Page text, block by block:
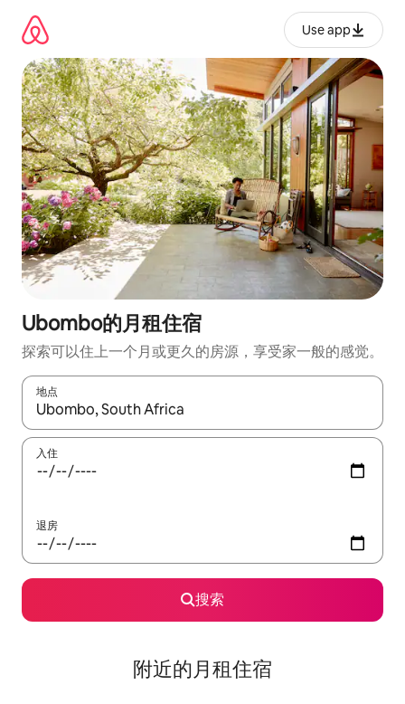
Use app
Ubombo的月租住宿
探索可以住上一个月或更久的房源，享受家一般的感觉。
地点
如有搜索结果，请使用上下方向键查看，或通过点击或滑动手势
入住
退房
搜索
附近的月租住宿